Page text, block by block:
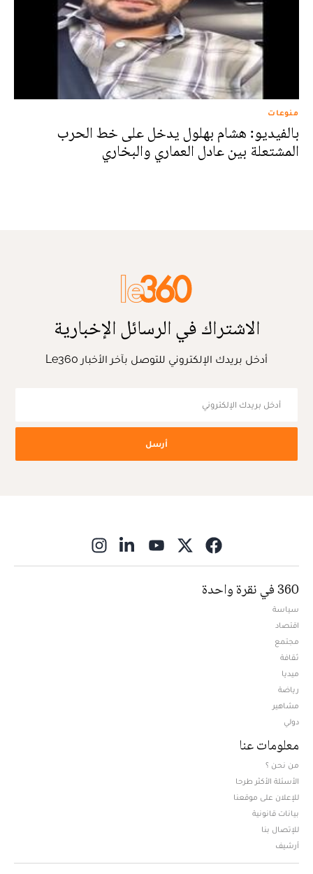
منوعات
بالفيديو: هشام بهلول يدخل على خط الحرب
المشتعلة بين عادل العماري والبخاري
الاشتراك في الرسائل الإخبارية
أدخل بريدك الإلكتروني للتوصل بآخر الأخبار Le360
أرسل
360 في نقرة واحدة
سياسة
اقتصاد
مجتمع
ثقافة
ميديا
رياضة
مشاهير
دولي
معلومات عنا
من نحن ؟
الأسئلة الأكثر طرحا
للإعلان على موقعنا
بيانات قانونية
للإتصال بنا
أرشيف